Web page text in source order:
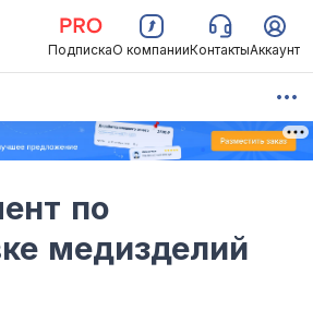
ПодпискаО компанииКонтактыАккаунт
по
медизделий